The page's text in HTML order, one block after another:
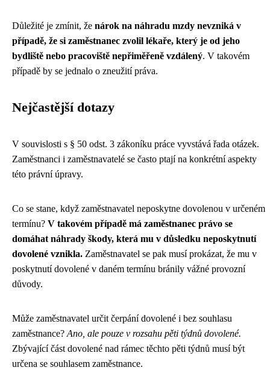
Důležité je zmínit, že nárok na náhradu mzdy nevzniká v
případě, že si zaměstnanec zvolil lékaře, který je od jeho
bydliště nebo pracoviště nepřiměřeně vzdálený. V takovém
případě by se jednalo o zneužití práva.
Nejčastější dotazy
V souvislosti s § 50 odst. 3 zákoníku práce vyvstává řada otázek.
Zaměstnanci i zaměstnavatelé se často ptají na konkrétní aspekty
této právní úpravy.
Co se stane, když zaměstnavatel neposkytne dovolenou v určeném
termínu? V takovém případě má zaměstnanec právo se
domáhat náhrady škody, která mu v důsledku neposkytnutí
dovolené vznikla. Zaměstnavatel se pak musí prokázat, že mu v
poskytnutí dovolené v daném termínu bránily vážné provozní
důvody.
Může zaměstnavatel určit čerpání dovolené i bez souhlasu
zaměstnance? Ano, ale pouze v rozsahu pěti týdnů dovolené.
Zbývající část dovolené nad rámec těchto pěti týdnů musí být
určena se souhlasem zaměstnance.